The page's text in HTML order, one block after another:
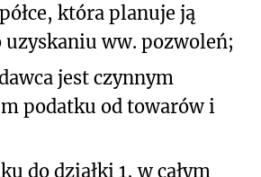
która planuje ją
uzyskaniu ww. pozwoleń;
jest czynnym
podatku od towarów i
do działki 1, w całym